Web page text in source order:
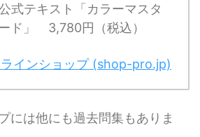
式テキスト「カラーマスタ
ド」 3,780円（税込）
インショップ (shop-pro.jp)
には他にも過去問集もありま